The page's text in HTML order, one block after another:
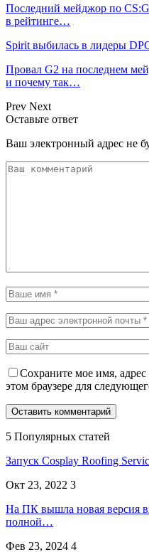
Последний мейджор по
в рейтинге…
Spirit выбилась в лидеры
Провал G2 на последнем
и почему так…
Prev Next
Оставьте ответ
Ваш электронный адрес не
Сохраните мое имя,
этом браузере для
5 Популярных статей
Запуск Cosplay Roofing
Окт 23, 2022 3
На ПК вышла новая версия
полной…
Фев 23, 2024 4